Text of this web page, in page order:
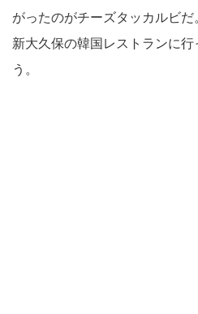
がったのがチーズタッカルビだ
新大久保の韓国レストランに
う。